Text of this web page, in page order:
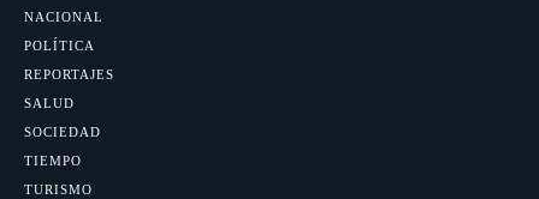
NACIONAL
POLÍTICA
REPORTAJES
SALUD
SOCIEDAD
TIEMPO
TURISMO